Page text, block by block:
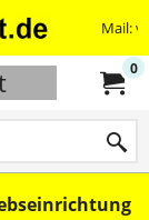
Mail:
0